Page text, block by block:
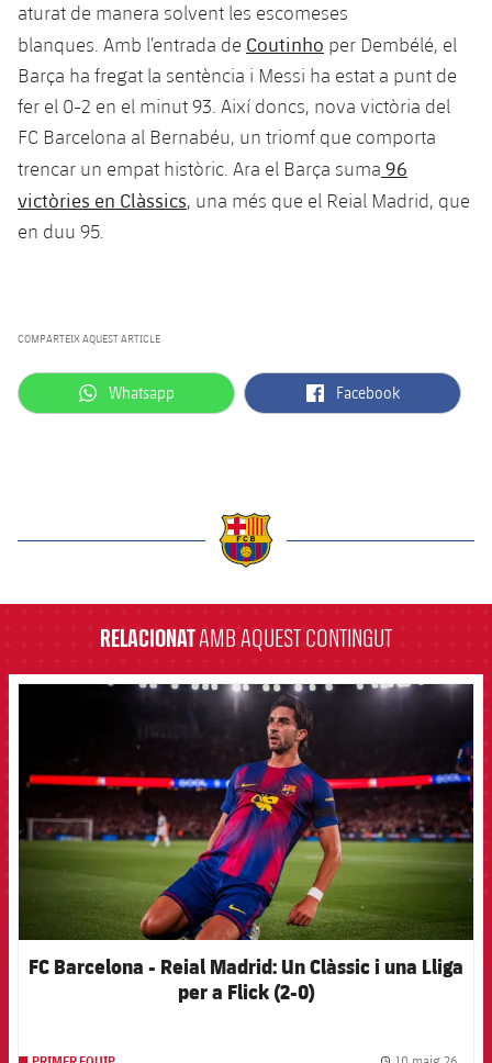
Classificació
Agenda
Actualitat
Jugadors
Resultats
Voleibol
plusicon
més
Notícies
Voleibol masculí
Voleibol femení
Apunta't a les amateurs
plusicon
més
Apunta't a les amateurs
Carnet de l'Esportista Amateur
PLUSICON
MÉS
League of Legends
VALORANT Game Changers
eFootball
aturat de manera solvent les escomeses
blanques. Amb l’entrada de Coutinho per Dembélé, el
Barça ha fregat la sentència i Messi ha estat a punt de
fer el 0-2 en el minut 93. Així doncs, nova victòria del
FC Barcelona al Bernabéu, un triomf que comporta
trencar un empat històric. Ara el Barça suma 96
victòries en Clàssics, una més que el Reial Madrid, que
en duu 95.
COMPARTEIX AQUEST ARTICLE
label.aria.whatsapp
Whatsapp label.aria.facebook
Facebook
RELACIONATAMB AQUEST CONTINGUT
FCB Barcelona badge
FC Barcelona - Reial Madrid: Un Clàssic i una Lliga
per a Flick (2-0)